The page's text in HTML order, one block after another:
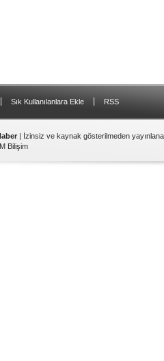
listesinden
Sık Kullanılanlara Ekle RSS
| İzinsiz ve kaynak gösterilmeden
Bilişim